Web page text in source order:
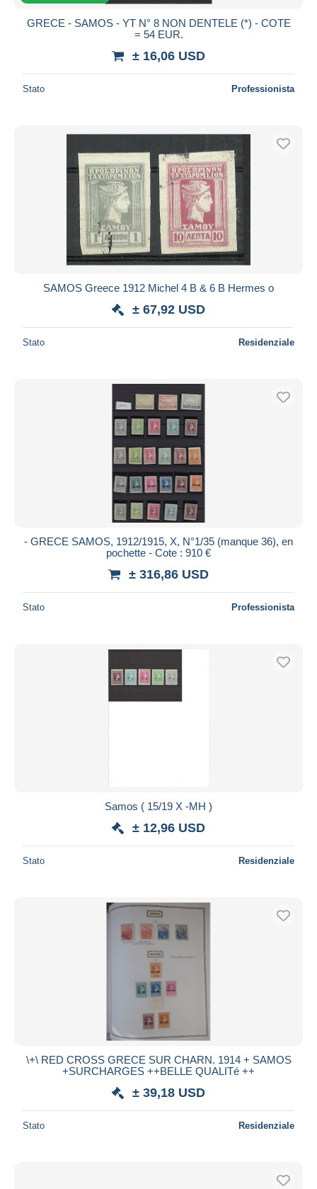
GRECE - SAMOS - YT N° 8 NON DENTELE (*) - COTE
= 54 EUR.
± 16,06 USD
Stato Professionista
SAMOS Greece 1912 Michel 4 B & 6 B Hermes o
± 67,92 USD
Stato Residenziale
- GRECE SAMOS, 1912/1915, X, N°1/35 (manque 36), en
pochette - Cote : 910 €
± 316,86 USD
Stato Professionista
Samos ( 15/19 X -MH )
± 12,96 USD
Stato Residenziale
\+\ RED CROSS GRECE SUR CHARN. 1914 + SAMOS
+SURCHARGES ++BELLE QUALITé ++
± 39,18 USD
Stato Residenziale